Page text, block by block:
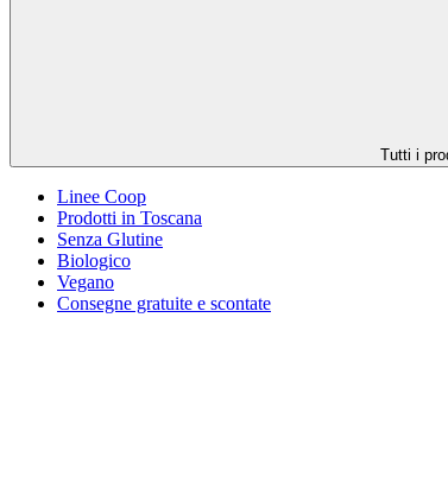
Tutti i
Linee Coop
Prodotti in Toscana
Senza Glutine
Biologico
Vegano
Consegne gratuite e scontate